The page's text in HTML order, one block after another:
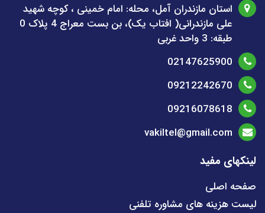
استان مازندران آمل، محله: امام خمینی ، کوچه شهید
علی مازندرانی( افتاب یک)، بن بست معراج 4 پلاک 0
طبقه: 3 واحد غربی
02147625900
09212242670
09216078618
vakiltel@gmail.com
لینکهای مفید
صفحه اصلی
لیست هزینه های مشاوره تلفنی